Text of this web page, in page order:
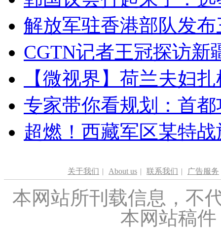
解放军驻香港部队发
CGTN记者王冠探访新
【微视界】荷兰夫妇
专家带你看规划：首
超燃！西藏军区某特
关于我们 | About us | 联系我们 | 广告服务
本网站所刊载信息，不
本网站稿